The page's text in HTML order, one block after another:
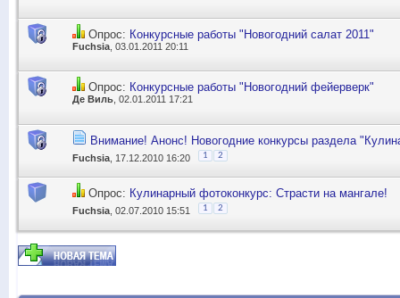
Опрос: Конкурсные работы "Новогодний салат 2011"
Fuchsia , 03.01.2011 20:11
Опрос: Конкурсные работы "Новогодний фейерверк"
Де Виль , 02.01.2011 17:21
Внимание! Анонс! Новогодние конкурсы раздела
Fuchsia , 17.12.2010 16:20 1 2
Опрос: Кулинарный фотоконкурс: Страсти на мангале!
Fuchsia , 02.07.2010 15:51 1 2